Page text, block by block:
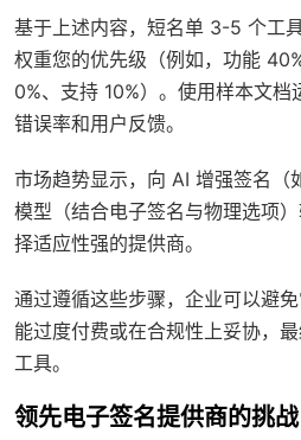
基于上述内容，短名单 3-5 个工
权重您的优先级（例如，功能
0%、支持 10%）。使用样本文档
错误率和用户反馈。
市场趋势显示，向 AI 增强签名（
模型（结合电子签名与物理选项
择适应性强的提供商。
通过遵循这些步骤，企业可以避
能过度付费或在合规性上妥协，
工具。
领先电子签名提供商的挑战